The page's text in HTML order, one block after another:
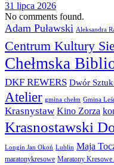
31 lipca 2026
No comments found.
Adam Puławski Aleksandra
Centrum Kultury
Chełmska
DKF REWERS Dwór
Atelier gmina chełm Gmina
Krasnystaw Kino Zorza
Krasnostawski
Longin Jan Okoń Lublin Maja
maratonykresowe Maratony